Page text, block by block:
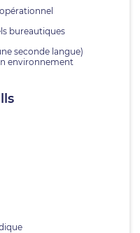
bureautiques
seconde langue)
environnement